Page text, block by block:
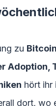
zu
Adoption,
hört ihr
dort, wo